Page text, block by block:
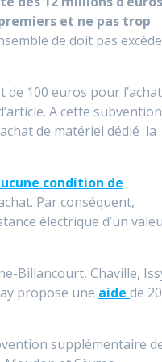
et ne pas trop
de doit pas
de 100 euros pour l’achat
A cette
de matériel dédié la
condition de
Par conséquent,
électrique d’un
Billancourt, Chaville,
propose une aidede
supplémentaire